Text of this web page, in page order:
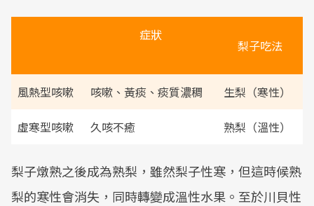
症狀
梨子吃法
風熱型咳嗽 咳嗽、黃痰、痰質濃稠 生梨（寒性）
虛寒型咳嗽 久咳不癒 熟梨（溫性）
梨子燉熟之後成為熟梨，雖然梨子性寒，但這時候熟
梨的寒性會消失，同時轉變成溫性水果。至於川貝性